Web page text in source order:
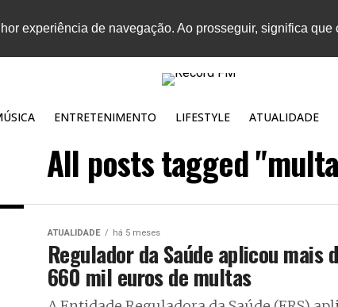
experiência de navegação. Ao prosseguir, significa que
ENTRETENIMENTO LIFESTYLE ATUALIDADE
All posts tagged
ATUALIDADE há 5 meses
Regulador da Saúde aplicou mais
660 mil euros de multas